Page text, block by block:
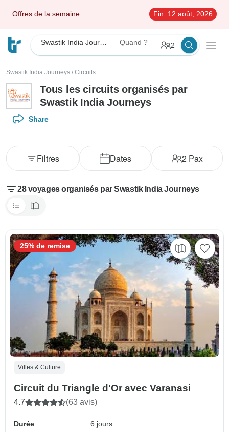
Offres de la semaine Fin: 12 août, 2026
Quand ? 2
Swastik India Journeys / Circuits
Tous les circuits organisés par
Swastik India Journeys
Share
Dates 2Pax
Filtres
28 voyages organisés par Swastik India Journeys
Villes & Culture
Circuit du Triangle d'Or avec Varanasi
4.7 (63 avis)
Durée
6 jours
25% de remise